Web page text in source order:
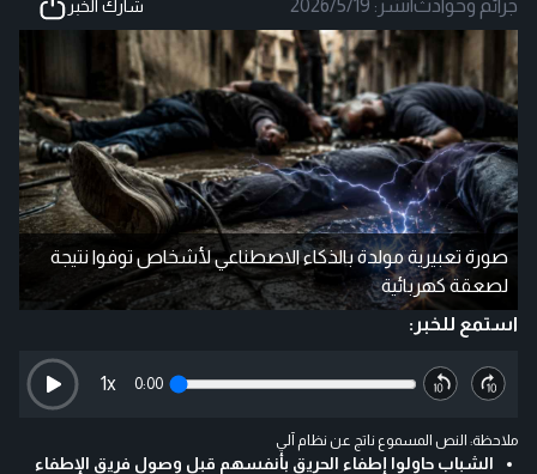
جرائم وحوادث|نشر: 2026/5/19 شارك الخبر
صورة تعبيرية مولدة بالذكاء الاصطناعي لأشخاص توفوا نتيجة
لصعقة كهربائية
استمع للخبر:
0:00
1x
ملاحظة: النص المسموع ناتج عن نظام آلي
الشباب حاولوا إطفاء الحريق بأنفسهم قبل وصول فريق الإطفاء